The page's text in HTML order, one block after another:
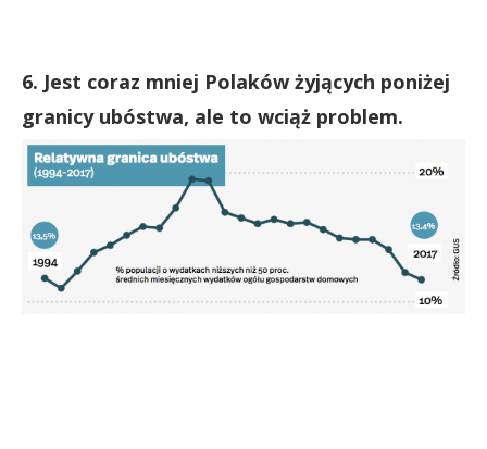
6. Jest coraz mniej Polaków żyjących poniżej
granicy ubóstwa, ale to wciąż problem.